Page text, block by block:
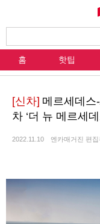
홈 핫팁
[신차] 메르세데스
차 ‘더 뉴 메르세
2022.11.10 엔카매거진 편집